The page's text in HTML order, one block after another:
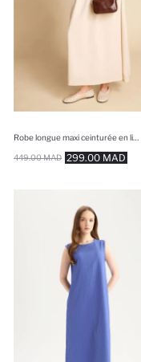
299.00 MAD
449.00 MAD